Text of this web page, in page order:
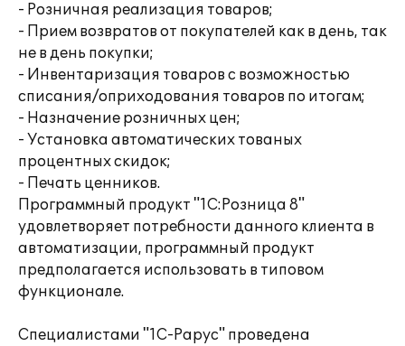
- Розничная реализация товаров;
- Прием возвратов от покупателей как в день, так
не в день покупки;
- Инвентаризация товаров с возможностью
списания/оприходования товаров по итогам;
- Назначение розничных цен;
- Установка автоматических тованых
процентных скидок;
- Печать ценников.
Программный продукт "1С:Розница 8"
удовлетворяет потребности данного клиента в
автоматизации, программный продукт
предполагается использовать в типовом
функционале.
Специалистами "1С-Рарус" проведена